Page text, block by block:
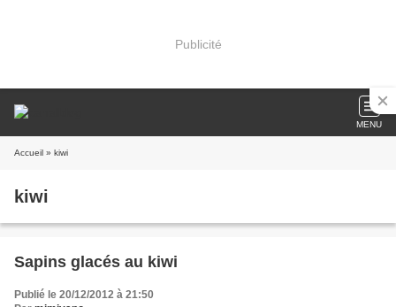
Publicité
MENU
Accueil » kiwi
kiwi
Sapins glacés au kiwi
Publié le 20/12/2012 à 21:50